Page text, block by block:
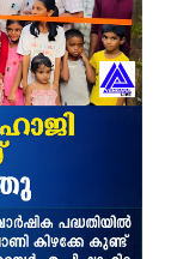
പ്ലസ് ടൂ
മുഹമ്മദ് റിയാസ്;
മുകളിൽ നിന്ന്
സ്ഥലം
7 വരെ മഴ
ക്യാമ്പ്
വൈകാതെ
സോൺ മത്സരം